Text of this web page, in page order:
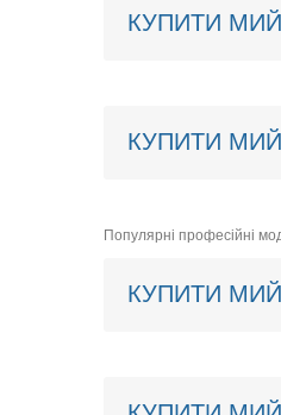
КУПИТИ
КУПИТИ
Популярні професійні
КУПИТИ